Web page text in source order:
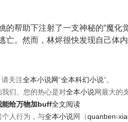
帮助下注射了一支神秘的“魔化
亡。然而，林烬很快发现自己
请关注全本小说网“全本科幻小说”。
们。您的热心是对全本小说网最大的
能给万物加buff全文阅读
个人行为，与全本小说网（quanben-